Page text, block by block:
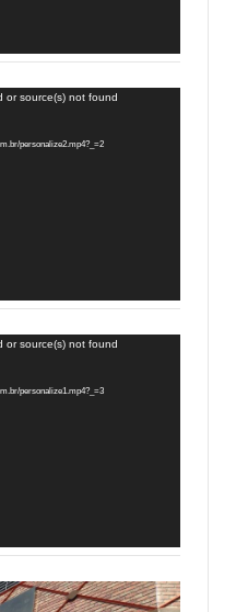
or source(s) not found
personalize2.mp4?_=2
or source(s) not found
personalize1.mp4?_=3